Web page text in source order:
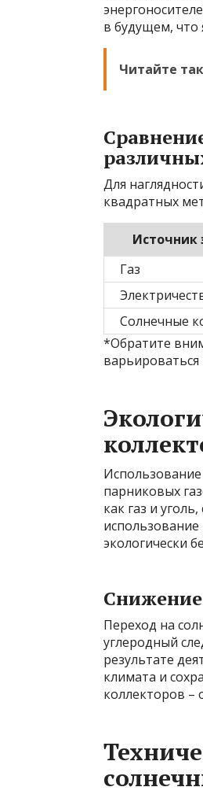
в будущем, что
Читайте
Для
квадратных
Источник
Газ
Солнечные
*Обратите
парниковых
как газ и
экологически
Снижение
Переход на
углеродный
результате
климата и
коллекторов –